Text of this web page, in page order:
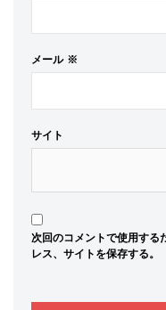
メール ※
サイト
次回のコメントで使用する
レス、サイトを保存する。